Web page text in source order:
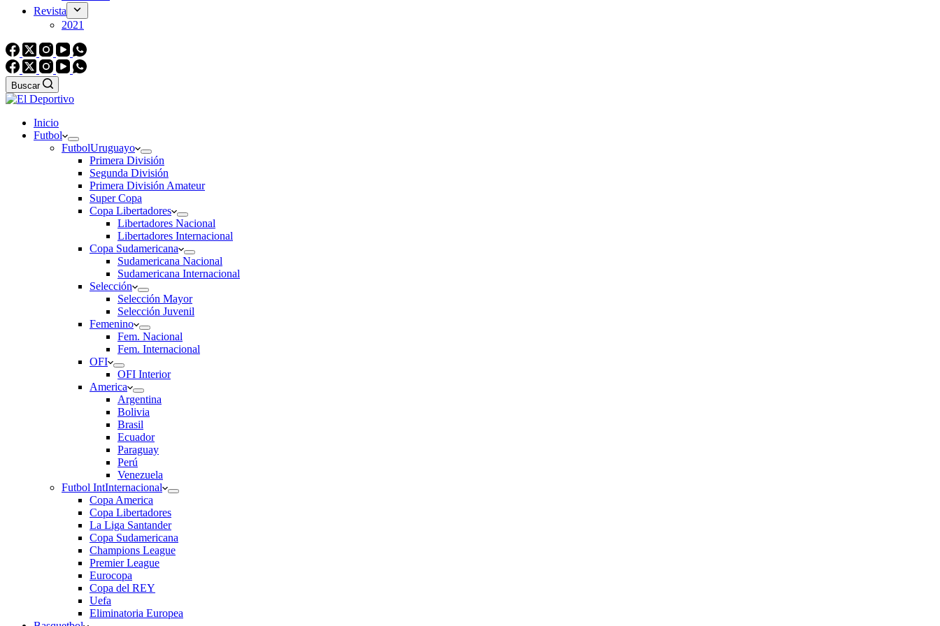
Revista
2021
Buscar
Inicio
Futbol
FutbolUruguayo
Primera División
Segunda División
Primera División Amateur
Super Copa
Copa Libertadores
Libertadores Nacional
Libertadores Internacional
Copa Sudamericana
Sudamericana Nacional
Sudamericana Internacional
Selección
Selección Mayor
Selección Juvenil
Femenino
Fem. Nacional
Fem. Internacional
OFI
OFI Interior
America
Argentina
Bolivia
Brasil
Ecuador
Paraguay
Perú
Venezuela
Futbol IntInternacional
Copa America
Copa Libertadores
La Liga Santander
Copa Sudamericana
Champions League
Premier League
Eurocopa
Copa del REY
Uefa
Eliminatoria Europea